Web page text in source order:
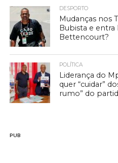
DESPORTO
Mudanças nos
Bubista e
Bettencourt?
POLÍTICA
Liderança do
quer “cuidar”
rumo” do
PUB